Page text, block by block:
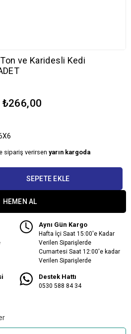
ve Karidesli Kedi
₺266,00
sipariş verirsen yarın kargoda
Aynı Gün Kargo
Hafta İçi Saat 15:00'e Kadar
Verilen Siparişlerde
Cumartesi Saat 12:00'e kadar
Verilen Siparişlerde
Destek Hattı
0530 588 84 34